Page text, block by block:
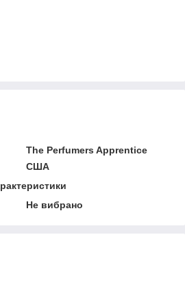
The Perfumers Apprentice
США
Не вибрано